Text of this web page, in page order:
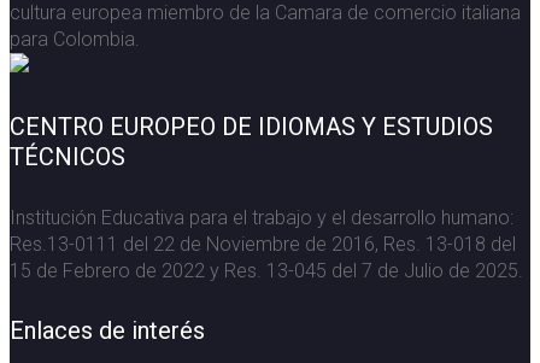
cultura europea miembro de la Camara de comercio italiana
para Colombia.
CENTRO EUROPEO DE IDIOMAS Y ESTUDIOS
TÉCNICOS
Institución Educativa para el trabajo y el desarrollo humano:
Res.13-0111 del 22 de Noviembre de 2016, Res. 13-018 del
15 de Febrero de 2022 y Res. 13-045 del 7 de Julio de 2025.
Enlaces de interés